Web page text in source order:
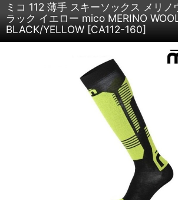
ミコ 112 薄手 スキーソックス メリ
ラック イエロー mico MERINO
BLACK/YELLOW [CA112-160]